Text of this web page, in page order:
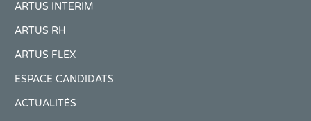
ARTUS INTERIM
ARTUS RH
ARTUS FLEX
ESPACE CANDIDATS
ACTUALITÉS